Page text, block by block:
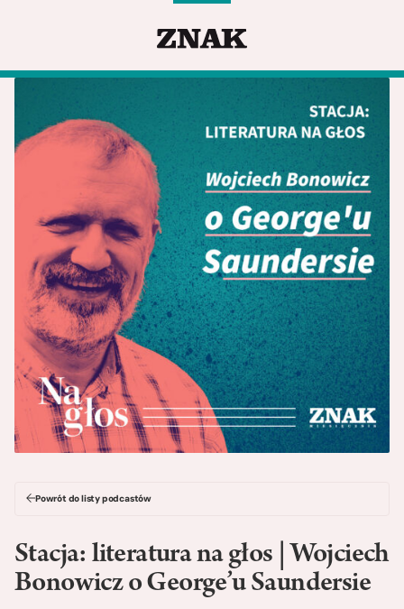
Powrót do listy podcastów
Stacja: literatura na głos | Wojciech
Bonowicz o George’u Saundersie